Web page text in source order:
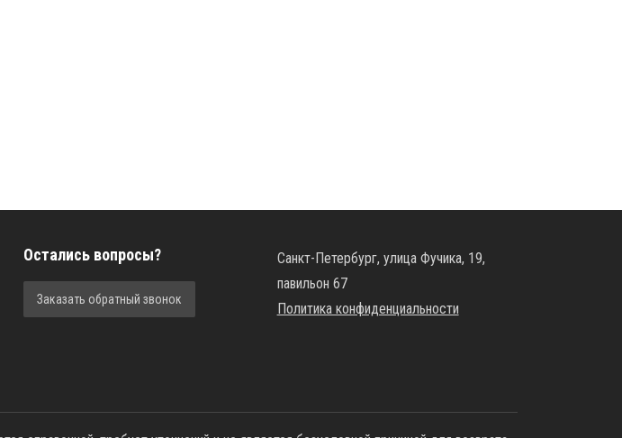
Остались вопросы?
Заказать обратный звонок
Санкт-Петербург, улица Фучика, 19,
павильон 67
Политика конфиденциальности